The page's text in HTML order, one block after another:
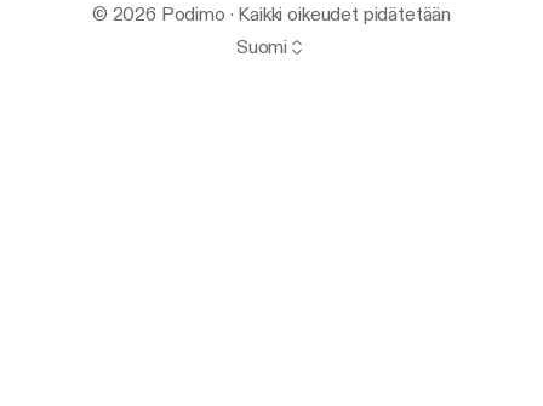
© 2026 Podimo · Kaikki oikeudet pidätetään
Suomi